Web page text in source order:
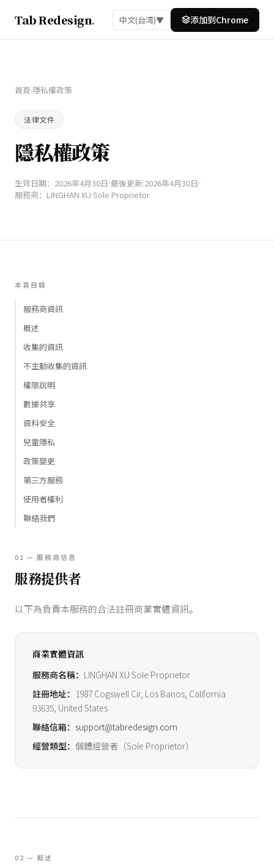
Tab Redesign. 中文(台湾)▼ 添加到Chrome
首頁›隱私權政策
法律文件
隱私權政策
生效日期：2026年4月30日 最後更新:2026年4月30日
服務商：LINGHAN XU Sole Proprietor
本頁目錄
服務商資訊
概述
收集的資訊
不主動收集的資訊
權限說明
數據共享
資料安全
兒童隱私
政策變更
第三方服務
使用者權利
聯絡我們
01 — 服務商信息
服務提供者
以下為負責本服務的合法註冊商業實體資訊。
商業實體資訊
服務商名稱： LINGHAN XU Sole Proprietor
註冊地址： 1987 Cogswell Cir, Los Banos, California
93635, United States
聯絡信箱： support@tabredesign.com
經營類型： 個體經營者（Sole Proprietor）
02 — 概述